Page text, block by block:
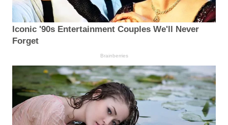
Iconic '90s Entertainment Couples We'll Never
Forget
Brainberries